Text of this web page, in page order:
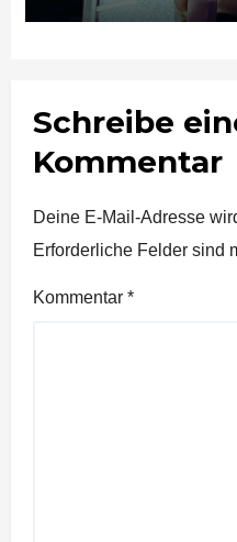
Schreibe
Kommentar
Deine E-Mail-Adresse
Erforderliche Felder sind
Kommentar *